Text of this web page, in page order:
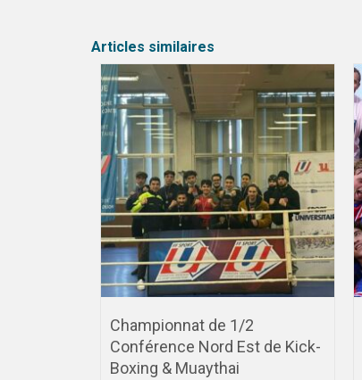
Articles similaires
Championnat de 1/2
Conférence Nord Est de Kick-
Boxing & Muaythai